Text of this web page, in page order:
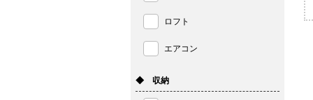
ロフト
エアコン
◆ 収納